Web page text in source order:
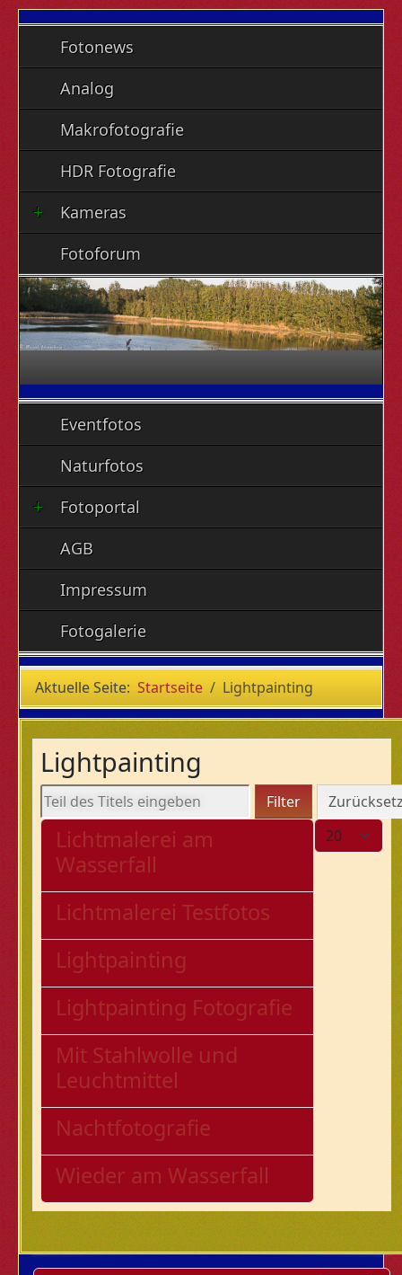
Fotonews
Analog
Makrofotografie
HDR Fotografie
Kameras
Fotoforum
Eventfotos
Naturfotos
Fotoportal
AGB
Impressum
Fotogalerie
Aktuelle Seite: Startseite Lightpainting
Lightpainting
Teil des Titels eingeben Filter
Anzeige #
Lichtmalerei am
Wasserfall
Lichtmalerei Testfotos
Lightpainting
Lightpainting Fotografie
Mit Stahlwolle und
Leuchtmittel
Nachtfotografie
Wieder am Wasserfall